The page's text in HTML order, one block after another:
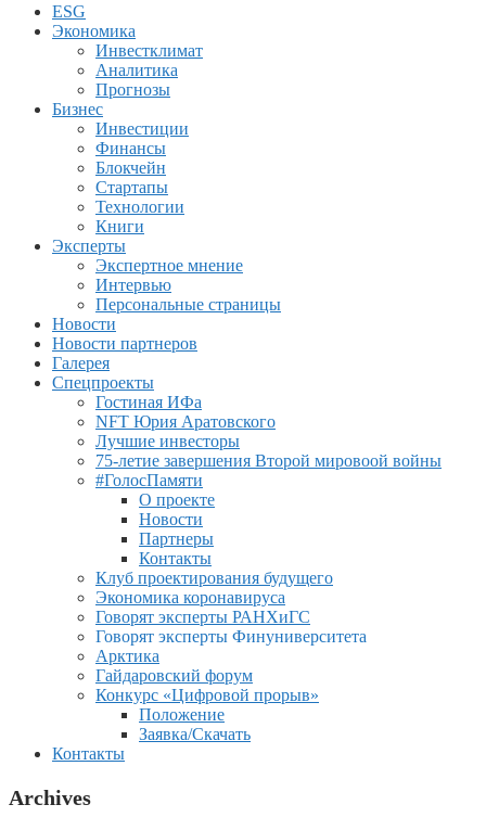
ESG
Экономика
Инвестклимат
Аналитика
Прогнозы
Бизнес
Инвестиции
Финансы
Блокчейн
Стартапы
Технологии
Книги
Эксперты
Экспертное мнение
Интервью
Персональные страницы
Новости
Новости партнеров
Галерея
Спецпроекты
Гостиная ИФа
NFT Юрия Аратовского
Лучшие инвесторы
75-летие завершения Второй мировоой войны
#ГолосПамяти
О проекте
Новости
Партнеры
Контакты
Клуб проектирования будущего
Экономика коронавируса
Говорят эксперты РАНХиГС
Говорят эксперты Финуниверситета
Арктика
Гайдаровский форум
Конкурс «Цифровой прорыв»
Положение
Заявка/Скачать
Контакты
Archives